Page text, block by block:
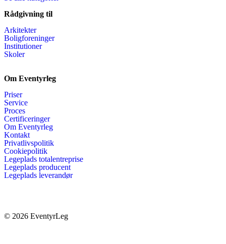
Rådgivning til
Arkitekter
Boligforeninger
Institutioner
Skoler
Om Eventyrleg
Priser
Service
Proces
Certificeringer
Om Eventyrleg
Kontakt
Privatlivspolitik
Cookiepolitik
Legeplads totalentreprise
Legeplads producent
Legeplads leverandør
© 2026 EventyrLeg